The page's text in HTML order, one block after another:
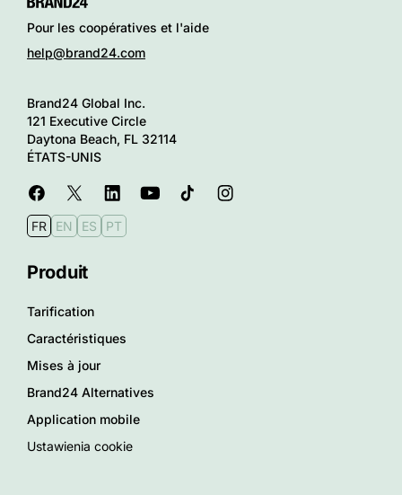
Pour les coopératives et l'aide
help@brand24.com
Brand24 Global Inc.
121 Executive Circle
Daytona Beach, FL 32114
ÉTATS-UNIS
FR EN ES PT
Produit
Tarification
Caractéristiques
Mises à jour
Brand24 Alternatives
Application mobile
Ustawienia cookie